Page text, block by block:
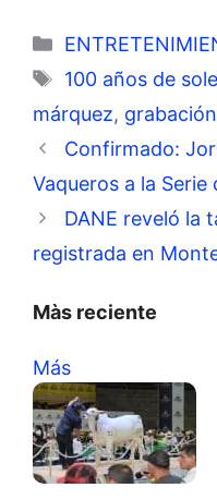
Categorías
Etiquetas
100 años de
márquez, grabación
Confirmado:
Vaqueros a la Serie
DANE reveló la
registrada en
Màs reciente
Más